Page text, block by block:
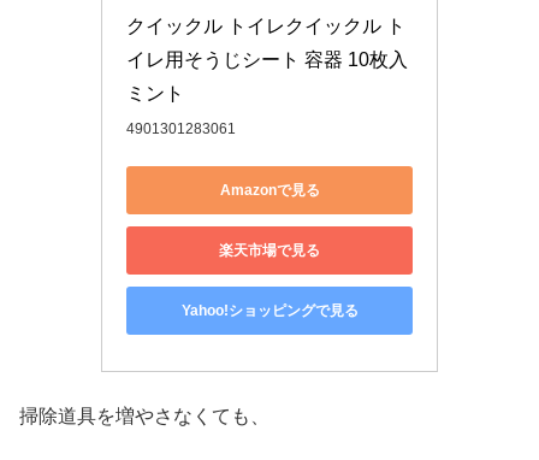
クイックル トイレクイックル ト
イレ用そうじシート 容器 10枚入
ミント
4901301283061
Amazonで見る
楽天市場で見る
Yahoo!ショッピングで見る
掃除道具を増やさなくても、